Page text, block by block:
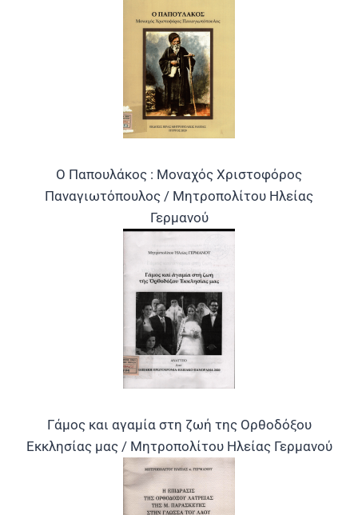
Ο Παπουλάκος : Μοναχός Χριστοφόρος
Παναγιωτόπουλος / Μητροπολίτου Ηλείας
Γερμανού
Γάμος και αγαμία στη ζωή της Ορθοδόξου
Εκκλησίας μας / Μητροπολίτου Ηλείας Γερμανού